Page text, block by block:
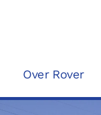
Over Rover